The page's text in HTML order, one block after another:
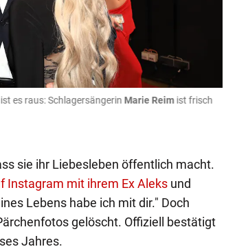
es raus: Schlagersängerin Marie Reimist frisch
sie ihr Liebesleben öffentlich macht.
Instagram mit ihrem Ex Aleksund
Lebens habe ich mit dir." Doch
gelöscht. Offiziell bestätigt
Jahres.